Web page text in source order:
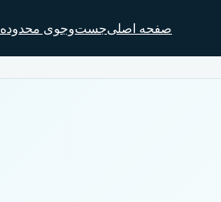
صفحه اصلیجست‌وجوی محدوده